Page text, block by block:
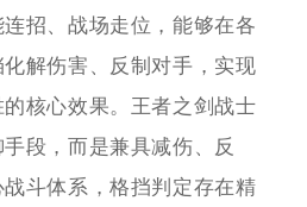
招、战场走位，能够在各
解伤害、反制对手，实现
核心效果。王者之剑战士
段，而是兼具减伤、反
斗体系，格挡判定存在精